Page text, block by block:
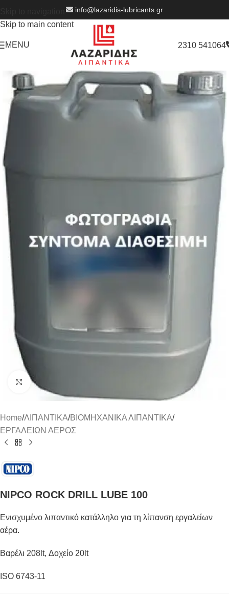
Skip to main content
info@lazaridis-lubricants.gr
MENU 2310 541064
Click to enlarge
Home/ΛΙΠΑΝΤΙΚΑ/ΒΙΟΜΗΧΑΝΙΚΑ ΛΙΠΑΝΤΙΚΑ/
ΕΡΓΑΛΕΙΩΝ ΑΕΡΟΣ
NIPCO ROCK DRILL LUBE 100
Ενισχυμένο λιπαντικό κατάλληλο για τη λίπανση εργαλείων
αέρα.
Βαρέλι 208lt, Δοχείο 20lt
ISO 6743-11